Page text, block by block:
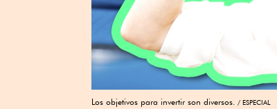
Los objetivos para invertir son diversos. ESPECIAL